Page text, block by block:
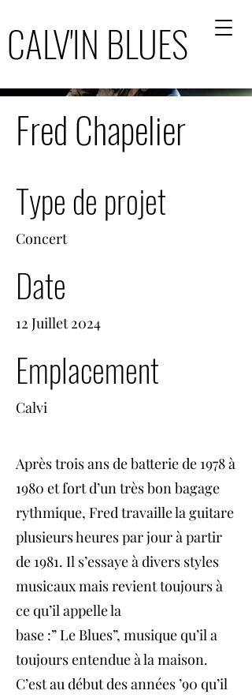
CALV'IN BLUES
CALV'IN BLUES
Fred Chapelier
Type de projet
Concert
Date
12 Juillet 2024
Emplacement
Calvi
Après trois ans de batterie de 1978 à
1980 et fort d’un très bon bagage
rythmique, Fred travaille la guitare
plusieurs heures par jour à partir
de 1981. Il s’essaye à divers styles
musicaux mais revient toujours à
ce qu’il appelle la
base :” Le Blues”, musique qu’il a
toujours entendue à la maison.
C’est au début des années ’90 qu’il